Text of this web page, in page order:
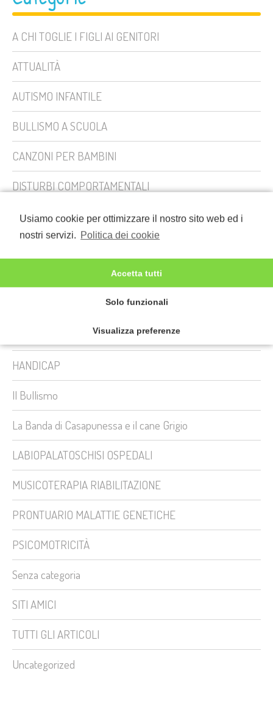
Usiamo cookie per ottimizzare il nostro sito web ed i
nostri servizi. Politica dei cookie
Accetta tutti
Solo funzionali
Visualizza preferenze
A CHI TOGLIE I FIGLI AI GENITORI
ATTUALITÀ
AUTISMO INFANTILE
BULLISMO A SCUOLA
CANZONI PER BAMBINI
DISTURBI COMPORTAMENTALI
EDUCARE I FIGLI
FILASTROCCHE PER BAMBINI
GENITORI PRIMI PASSI
HANDICAP
Il Bullismo
La Banda di Casapunessa e il cane Grigio
LABIOPALATOSCHISI OSPEDALI
MUSICOTERAPIA RIABILITAZIONE
PRONTUARIO MALATTIE GENETICHE
PSICOMOTRICITÀ
Senza categoria
SITI AMICI
TUTTI GLI ARTICOLI
Uncategorized